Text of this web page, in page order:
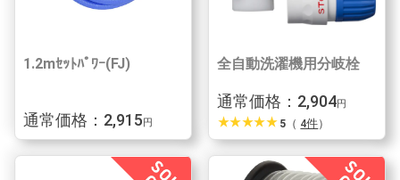
1.2mｾｯﾄﾊﾟﾜｰ(FJ)
通常価格：2,915円
全自動洗濯機用分岐栓
通常価格：2,904円
star_ratestar_ratestar_ratestar_ratestar_rate 5 （ 4件）